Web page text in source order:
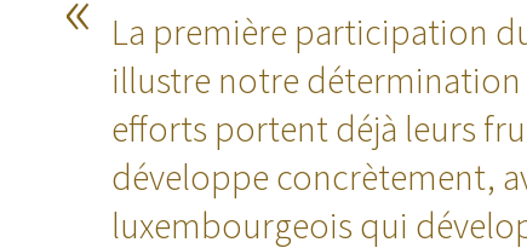
La première participation
illustre notre détermination
efforts portent déjà leurs
développe concrètement,
luxembourgeois qui